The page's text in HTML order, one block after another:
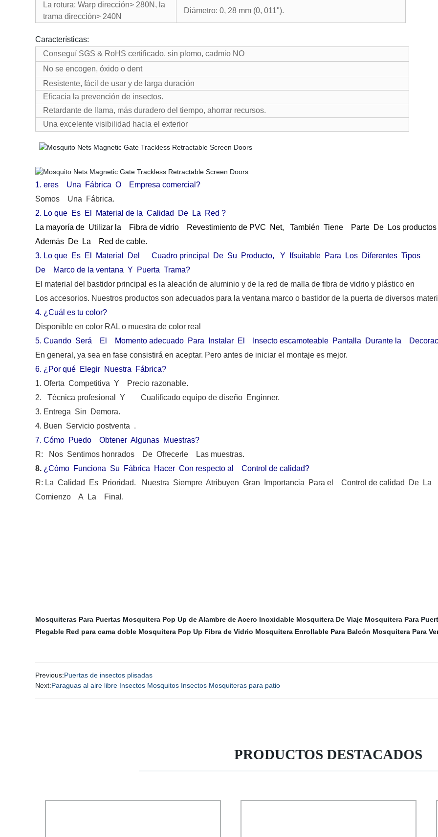
La rotura: Warp dirección> 280N, la
trama dirección> 240N
Diámetro: 0, 28 mm (0, 011").
Características:
Conseguí SGS & RoHS certificado, sin plomo, cadmio NO
No se encogen, óxido o dent
Resistente, fácil de usar y de larga duración
Eficacia la prevención de insectos.
Retardante de llama, más duradero del tiempo, ahorrar recursos.
Una excelente visibilidad hacia el exterior
1. eres Una Fábrica O Empresa comercial?
Somos Una Fábrica.
2. Lo que Es El Material de la Calidad De La Red ?
La mayoría de Utilizar la Fibra de vidrio Revestimiento de PVC Net, También Tiene Parte De Los
Además De La Red de cable.
3. Lo que Es El Material Del Cuadro principal De Su Producto, Y Ifsuitable Para Los Diferentes Tipos
De Marco de la ventana Y Puerta Trama?
El material del bastidor principal es la aleación de aluminio y de la red de malla de fibra de vidrio y plástico en
Los accesorios. Nuestros productos son adecuados para la ventana marco o bastidor de la puerta de diversos
4. ¿Cuál es tu color?
Disponible en color RAL o muestra de color real
5. Cuando Será El Momento adecuado Para Instalar El Insecto escamoteable Pantalla Durante la
En general, ya sea en fase consistirá en aceptar. Pero antes de iniciar el montaje es mejor.
6. ¿Por qué Elegir Nuestra Fábrica?
1. Oferta Competitiva Y Precio razonable.
2. Técnica profesional Y Cualificado equipo de diseño Enginner.
3. Entrega Sin Demora.
4. Buen Servicio postventa .
7. Cómo Puedo Obtener Algunas Muestras?
R: Nos Sentimos honrados De Ofrecerle Las muestras.
8. ¿Cómo Funciona Su Fábrica Hacer Con respecto al Control de calidad?
R: La Calidad Es Prioridad. Nuestra Siempre Atribuyen Gran Importancia Para el Control de calidad De La
Comienzo A La Final.
Mosquiteras Para Puertas Mosquitera Pop Up de Alambre de Acero Inoxidable Mosquitera De Viaje Mosquitera Para
Plegable Red para cama doble Mosquitera Pop Up Fibra de Vidrio Mosquitera Enrollable Para Balcón Mosquitera Para
Previous:Puertas de insectos plisadas
Next:Paraguas al aire libre Insectos Mosquitos Insectos Mosquiteras para patio
PRODUCTOS DESTACADOS